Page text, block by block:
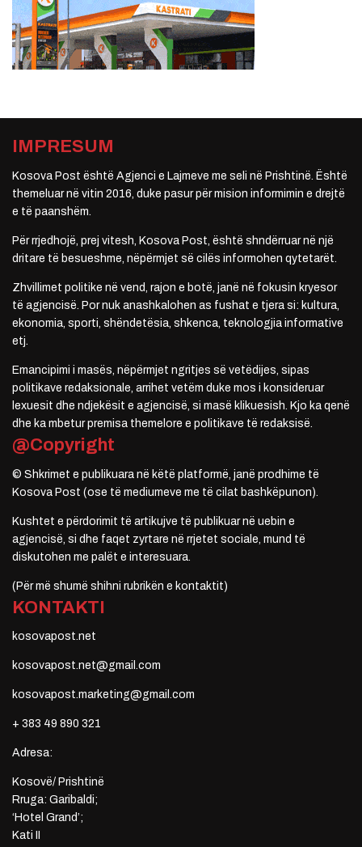
IMPRESUM
Kosova Post është Agjenci e Lajmeve me seli në Prishtinë. Është
themeluar në vitin 2016, duke pasur për mision informimin e drejtë
e të paanshëm.
Për rrjedhojë, prej vitesh, Kosova Post, është shndërruar në një
dritare të besueshme, nëpërmjet së cilës informohen qytetarët.
Zhvillimet politike në vend, rajon e botë, janë në fokusin kryesor
të agjencisë. Por nuk anashkalohen as fushat e tjera si: kultura,
ekonomia, sporti, shëndetësia, shkenca, teknologjia informative
etj.
Emancipimi i masës, nëpërmjet ngritjes së vetëdijes, sipas
politikave redaksionale, arrihet vetëm duke mos i konsideruar
lexuesit dhe ndjekësit e agjencisë, si masë klikuesish. Kjo ka qenë
dhe ka mbetur premisa themelore e politikave të redaksisë.
@Copyright
© Shkrimet e publikuara në këtë platformë, janë prodhime të
Kosova Post (ose të mediumeve me të cilat bashkëpunon).
Kushtet e përdorimit të artikujve të publikuar në uebin e
agjencisë, si dhe faqet zyrtare në rrjetet sociale, mund të
diskutohen me palët e interesuara.
(Për më shumë shihni rubrikën e kontaktit)
KONTAKTI
kosovapost.net
kosovapost.net@gmail.com
kosovapost.marketing@gmail.com
+ 383 49 890 321
Adresa:
Kosovë/ Prishtinë
Rruga: Garibaldi;
‘Hotel Grand’;
Kati II